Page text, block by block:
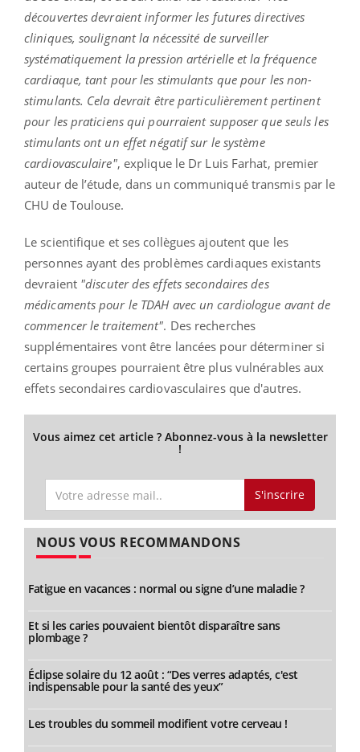
découvertes devraient informer les futures directives
cliniques, soulignant la nécessité de surveiller
systématiquement la pression artérielle et la fréquence
cardiaque, tant pour les stimulants que pour les non-
stimulants. Cela devrait être particulièrement pertinent
pour les praticiens qui pourraient supposer que seuls les
stimulants ont un effet négatif sur le système
cardiovasculaire", explique le Dr Luis Farhat, premier
auteur de l’étude, dans un communiqué transmis par le
CHU de Toulouse.
Le scientifique et ses collègues ajoutent que les
personnes ayant des problèmes cardiaques existants
devraient "discuter des effets secondaires des
médicaments pour le TDAH avec un cardiologue avant de
commencer le traitement". Des recherches
supplémentaires vont être lancées pour déterminer si
certains groupes pourraient être plus vulnérables aux
effets secondaires cardiovasculaires que d'autres.
Vous aimez cet article ? Abonnez-vous à la newsletter
!
S'inscrire
NOUS VOUS RECOMMANDONS
Fatigue en vacances : normal ou signe d’une maladie ?
Et si les caries pouvaient bientôt disparaître sans
plombage ?
Éclipse solaire du 12 août : “Des verres adaptés, c'est
indispensable pour la santé des yeux”
Les troubles du sommeil modifient votre cerveau !